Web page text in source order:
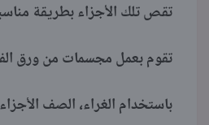
تقص تلك الأجزاء بطريقة
تقوم بعمل مجسمات من ورق
باستخدام الغراء، الصف